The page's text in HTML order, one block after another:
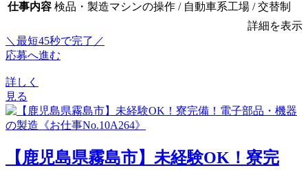
仕事内容 検品・製造マシンの操作 / 自動車系工場 / 交替制
詳細を表示
＼最短45秒で完了／
応募へ進む
詳しく
見る
【鹿児島県霧島市】未経験OK！寮完